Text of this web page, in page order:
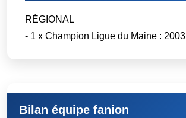
RÉGIONAL
- 1 x Champion Ligue du Maine : 2003
Bilan équipe fanion